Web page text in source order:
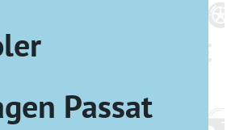
Passat